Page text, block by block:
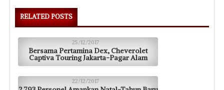
RELATED POSTS
25/12/2017
Bersama Pertamina Dex, Cheverolet
Captiva Touring Jakarta-Pagar Alam
22/12/2017